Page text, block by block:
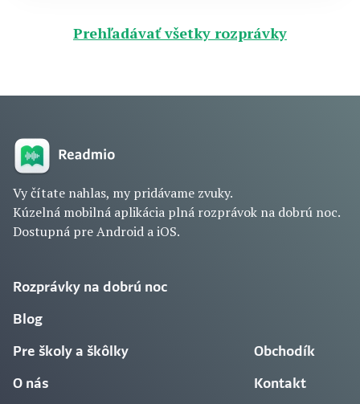
Prehľadávať všetky rozprávky
Vy čítate nahlas, my pridávame zvuky.
Kúzelná mobilná aplikácia plná rozprávok na dobrú noc.
Dostupná pre Android a iOS.
Rozprávky na dobrú noc
Blog
Pre školy a škôlky
O nás
Obchodík
Kontakt